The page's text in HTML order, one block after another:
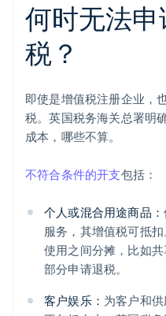
何时无法
税？
即使是增值税注册企业，
税。英国税务海关总署明
成本，哪些不算。
不符合条件的开支包括：
个人或混合用途商品：
服务，其增值税可抵
使用之间分摊，比如
部分申请退税。
客户娱乐： 为客户和